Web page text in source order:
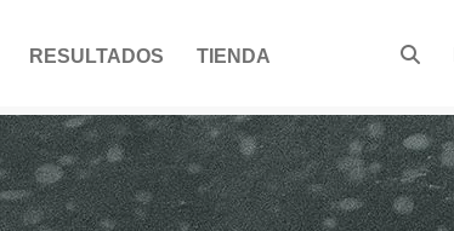
RESULTADOS TIENDA